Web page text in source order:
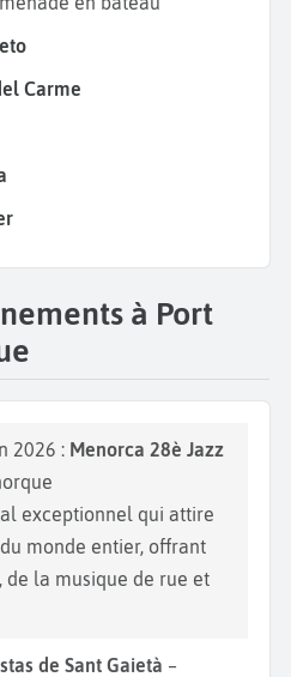
sur le port. Vous aurez
une dégustation gratuite
est la boisson alcoolisée
local, la Pomada, à
limonade.
Carme
à Port
2026 : Menorca 28è Jazz
exceptionnel qui attire
monde entier, offrant
de la musique de rue et
de Sant Gaietà –